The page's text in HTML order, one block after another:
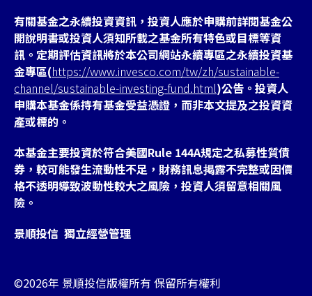
有關基金之永續投資資訊，投資人應於申購前詳閱基金公
開說明書或投資人須知所載之基金所有特色或目標等資
訊。定期評估資訊將於本公司網站永續專區之永續投資基
金專區(https://www.invesco.com/tw/zh/sustainable-
channel/sustainable-investing-fund.html)公告。投資人
申購本基金係持有基金受益憑證，而非本文提及之投資資
產或標的。
本基金主要投資於符合美國Rule 144A規定之私募性質債
券，較可能發生流動性不足，財務訊息掲露不完整或因價
格不透明導致波動性較大之風險，投資人須留意相關風
險。
景順投信 獨立經營管理
©2026年 景順投信版權所有 保留所有權利